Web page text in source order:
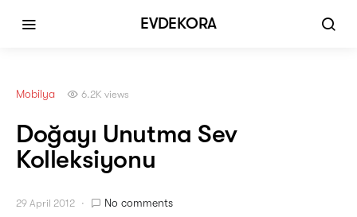
EVDEKORA
Mobilya 6.2K views
Doğayı Unutma Sev
Kolleksiyonu
29 April 2012 No comments